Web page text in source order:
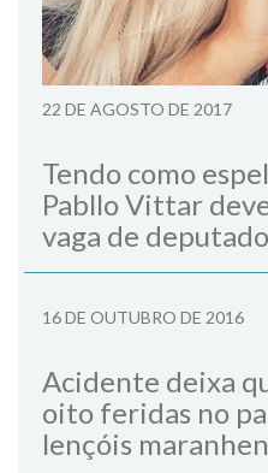
22 DE AGOSTO DE 2017
Tendo como
Pabllo Vittar
vaga de deputado
16 DE OUTUBRO DE 2016
Acidente deixa
oito feridas no
lençóis